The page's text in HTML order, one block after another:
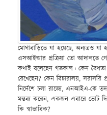
মোথাবাড়িতে যা হয়েছে, অন্যত্রও
এসআইআর প্রক্রিয়া তো আদালতে
কথাই বলেছেন গতকাল। কেন বৈধতা
রেখেছেন? কেন বিচারালয়,
নির্দেশে চলা রাজ্যে, এনআইএ-কে
মন্তব্য করেন, একজন এবারে ভোট
কি স্বাভাবিক?